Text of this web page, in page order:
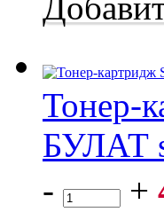
Тонер-
БУЛАТ
- +